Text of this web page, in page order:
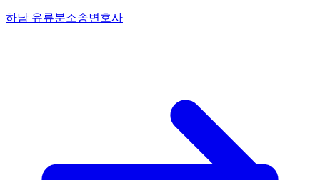
하남 유류분소송변호사